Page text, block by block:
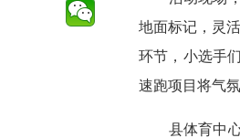
地面标记，灵
环节，小选手
速跑项目将气
县体育中心